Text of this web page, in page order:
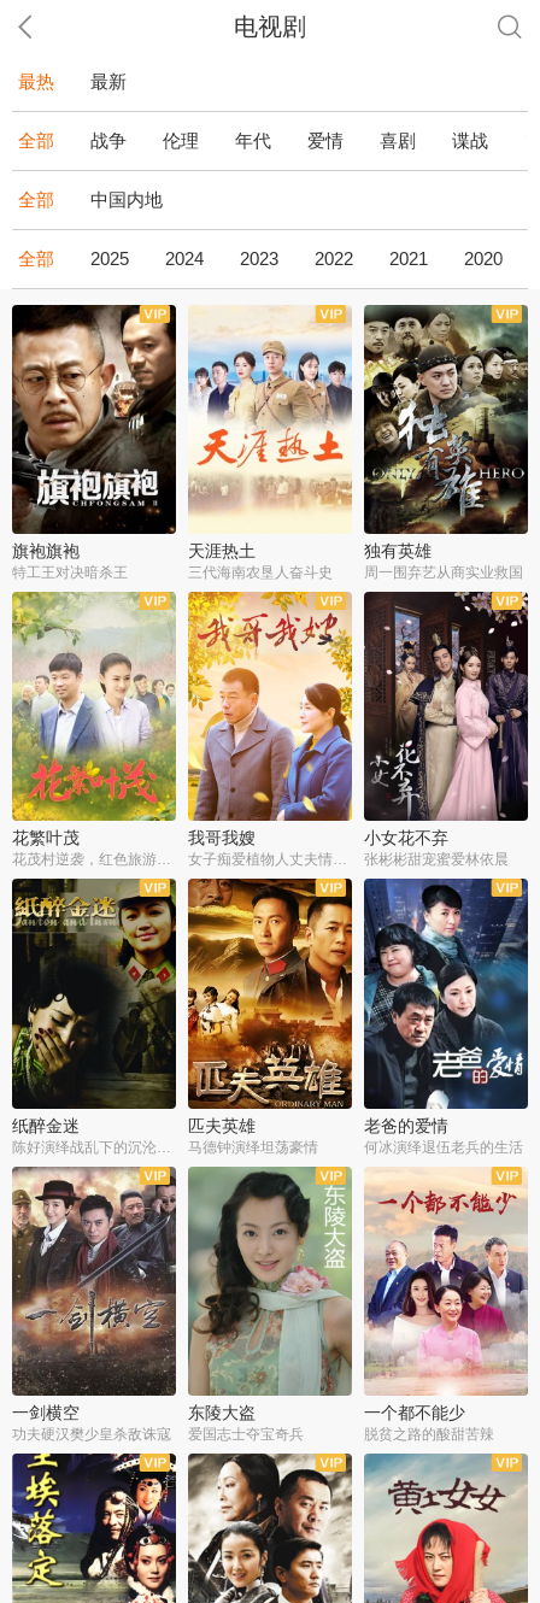
电视剧
最热 最新
全部 战争 伦理 年代 爱情 喜剧 谍战
全部 中国内地
全部 2025 2024 2023 2022 2021 2020
全43集
旗袍旗袍
特工王对决暗杀王
全36集
天涯热土
三代海南农垦人奋斗史
全34集
独有英雄
周一围弃艺从商实业救国
全34集
花繁叶茂
花茂村逆袭，红色旅游出圈
全50集
我哥我嫂
女子痴爱植物人丈夫情定一生
全51集
小女花不弃
张彬彬甜宠蜜爱林依晨
全42集
纸醉金迷
全35集
匹夫英雄
马德钟演绎坦荡豪情
全32集
老爸的爱情
何冰演绎退伍老兵的生活
全40集
一剑横空
功夫硬汉樊少皇杀敌诛寇
全33集
东陵大盗
爱国志士夺宝奇兵
全36集
一个都不能少
脱贫之路的酸甜苦辣
全25集
全50集 全23集